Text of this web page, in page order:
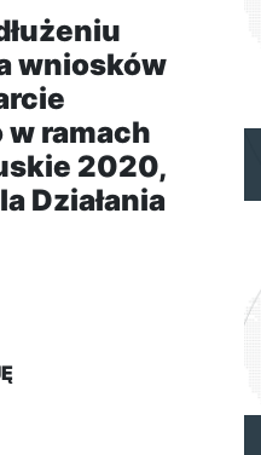
wniosków
ramach
2020,
Działania